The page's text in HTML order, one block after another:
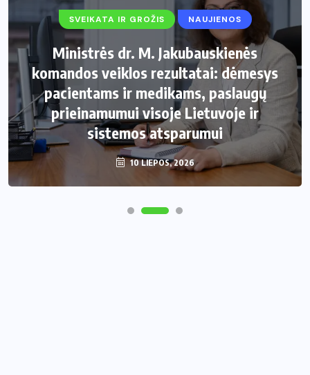
SVEIKATA IR GROŽIS NAUJIENOS
Ministrės dr. M. Jakubauskienės
komandos veiklos rezultatai: dėmesys
pacientams ir medikams, paslaugų
prieinamumui visoje Lietuvoje ir
sistemos atsparumui
10 LIEPOS, 2026